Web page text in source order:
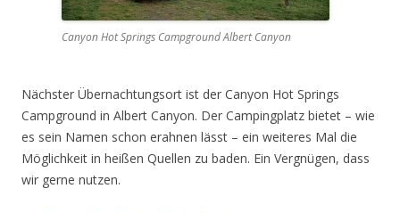
Canyon Hot Springs Campground Albert Canyon
Nächster Übernachtungsort ist der Canyon Hot Springs
Campground in Albert Canyon. Der Campingplatz bietet – wie
es sein Namen schon erahnen lässt – ein weiteres Mal die
Möglichkeit in heißen Quellen zu baden. Ein Vergnügen, dass
wir gerne nutzen.